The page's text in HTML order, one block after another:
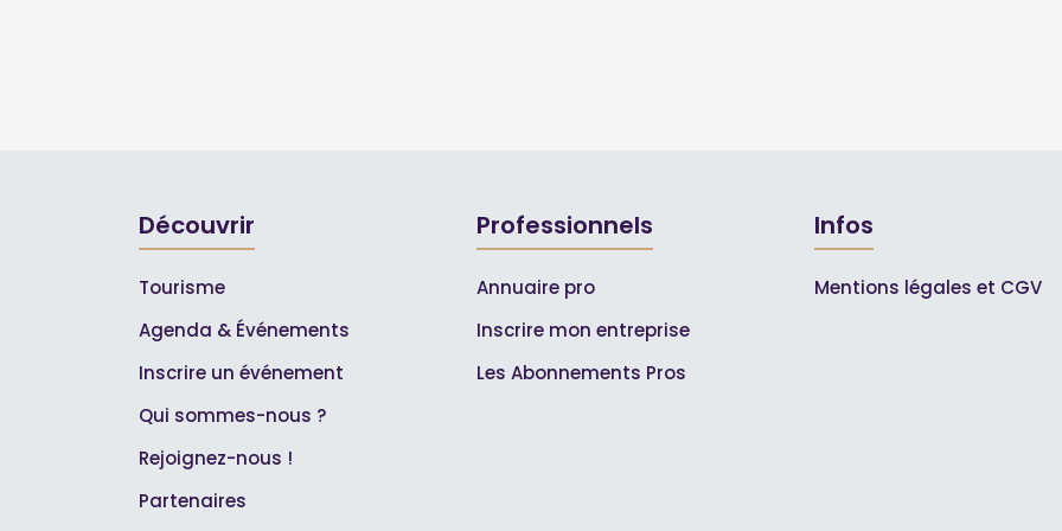
Découvrir
Tourisme
Agenda & Événements
Inscrire un événement
Qui sommes-nous ?
Rejoignez-nous !
Partenaires
Professionnels
Annuaire pro
Inscrire mon entreprise
Les Abonnements Pros
Infos
Mentions légales et CGV